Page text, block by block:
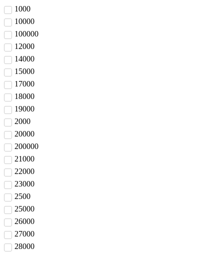
1000
10000
100000
12000
14000
15000
17000
18000
19000
2000
20000
200000
21000
22000
23000
2500
25000
26000
27000
28000